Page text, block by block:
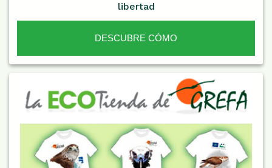
libertad
DESCUBRE CÓMO